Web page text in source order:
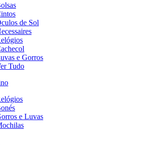
de Sol
e Gorros
Tudo
e Luvas